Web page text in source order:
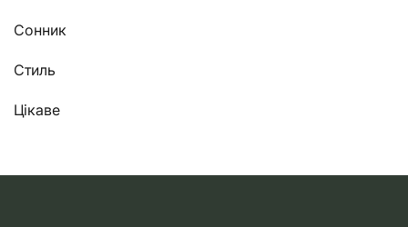
Сонник
Стиль
Цікаве